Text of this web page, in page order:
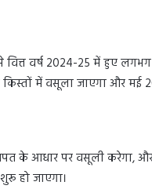
वित्त वर्ष 2024-25 में हुए
किस्तों में वसूला जाएगा और
के आधार पर वसूली करेगा,
हो जाएगा।